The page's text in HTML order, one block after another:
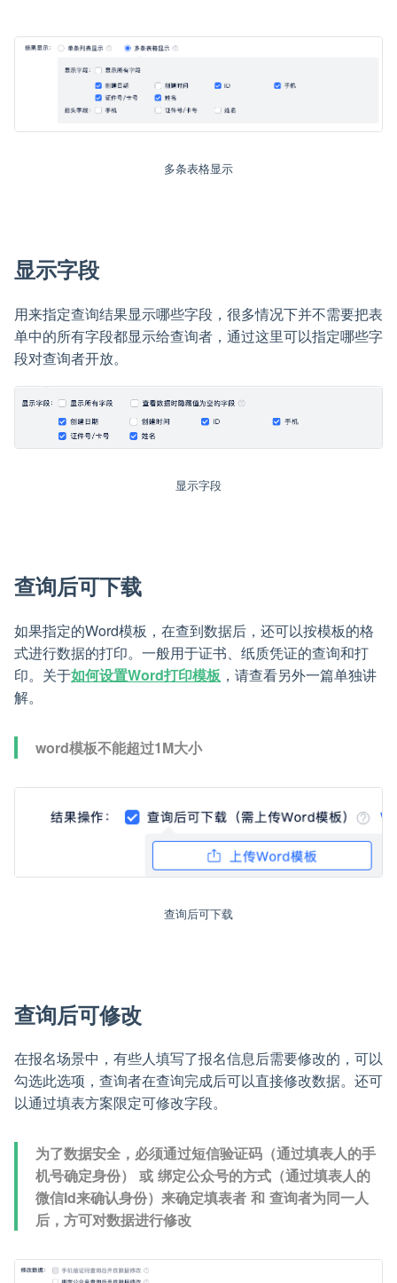
多条表格显示
显示字段
用来指定查询结果显示哪些字段，很多情况下并不需要把表
单中的所有字段都显示给查询者，通过这里可以指定哪些字
段对查询者开放。
显示字段
查询后可下载
如果指定的Word模板，在查到数据后，还可以按模板的格
式进行数据的打印。一般用于证书、纸质凭证的查询和打
印。关于如何设置Word打印模板 ，请查看另外一篇单独讲
解。
word模板不能超过1M大小
查询后可下载
查询后可修改
在报名场景中，有些人填写了报名信息后需要修改的，可以
勾选此选项，查询者在查询完成后可以直接修改数据。还可
以通过填表方案限定可修改字段。
为了数据安全，必须通过短信验证码（通过填表人的手
机号确定身份） 或 绑定公众号的方式（通过填表人的
微信Id来确认身份）来确定填表者 和 查询者为同一人
后，方可对数据进行修改